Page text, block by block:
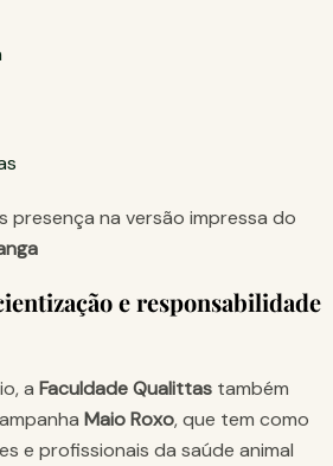
presença na versão impressa do
e responsabilidade
a Faculdade Qualittas também
Maio Roxo, que tem como
e profissionais da saúde animal